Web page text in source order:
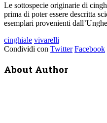
Le sottospecie originarie di
prima di poter essere descritta
esemplari provenienti
cinghiale vivarelli
Condividi con Twitter Facebook
About Author